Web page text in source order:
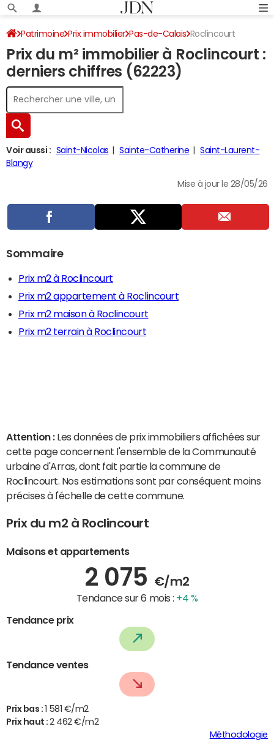
Patrimoine Prix immobilier Pas-de-Calais Roclincourt
Prix du m² immobilier à Roclincourt :
derniers chiffres (62223)
Voir aussi : Saint-Nicolas Sainte-Catherine
Saint-Laurent-
Blangy
Mise à jour le 28/05/26
Sommaire
Prix m2 à Roclincourt
Prix m2 appartement à Roclincourt
Prix m2 maison à Roclincourt
Prix m2 terrain à Roclincourt
Attention : Les données de prix immobiliers affichées sur
cette page concernent l'ensemble de la Communauté
urbaine d'Arras, dont fait partie la commune de
Roclincourt. Nos estimations sont par conséquent moins
précises à l'échelle de cette commune.
Prix du m2 à Roclincourt
Maisons et appartements
2 075 €/m2
Tendance sur 6 mois : +4 %
Tendance prix
Tendance ventes
Prix bas :
1 581 €/m2
Prix haut :2 462 €/m2
Méthodologie